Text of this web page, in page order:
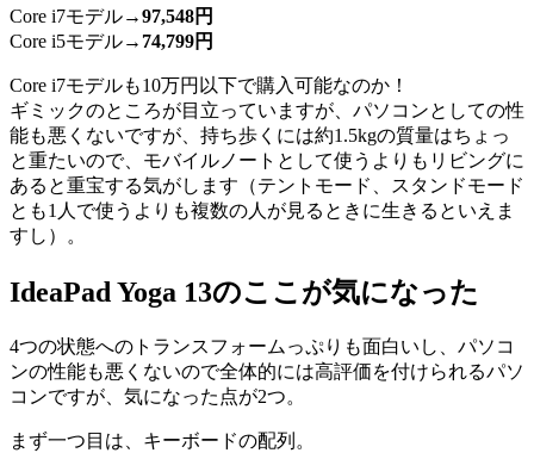
Core i7モデル→97,548円
Core i5モデル→ 74,799円
Core i7モデルも10万円以下で購入可能なのか！
ギミックのところが目立っていますが、パソコンとしての性
能も悪くないですが、持ち歩くには約1.5kgの質量はちょっ
と重たいので、モバイルノートとして使うよりもリビングに
あると重宝する気がします（テントモード、スタンドモード
とも1人で使うよりも複数の人が見るときに生きるといえま
すし）。
IdeaPad Yoga 13のここが気になった
4つの状態へのトランスフォームっぷりも面白いし、パソコ
ンの性能も悪くないので全体的には高評価を付けられるパソ
コンですが、気になった点が2つ。
まず一つ目は、キーボードの配列。